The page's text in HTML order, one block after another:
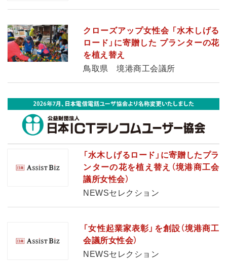
クローズアップ女性会 「水木しげる
ロード」に寄贈した プランターの花
を植え替え
鳥取県 境港商工会議所
「水木しげるロード」に寄贈したプラ
ンターの花を植え替え（境港商工会
議所女性会）
NEWSセレクション
「女性起業家表彰」を創設（境港商工
会議所女性会）
NEWSセレクション